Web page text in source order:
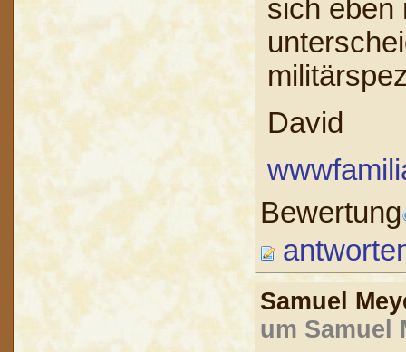
sich eben
David
Bewertung
Samuel
um Samuel